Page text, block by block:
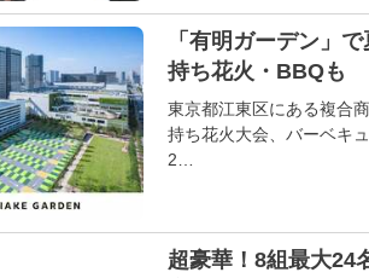
「有明ガーデン」
持ち花火・BBQも
東京都江東区にある複合
持ち花火大会、バーベキ
2…
超豪華！8組最大24